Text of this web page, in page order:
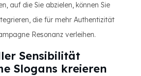
auf die Sie abzielen, können Sie
die für mehr Authentizität
Resonanz verleihen.
Sensibilität
Slogans kreieren